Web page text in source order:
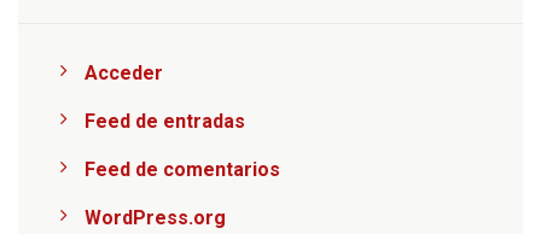
Acceder
Feed de entradas
Feed de comentarios
WordPress.org